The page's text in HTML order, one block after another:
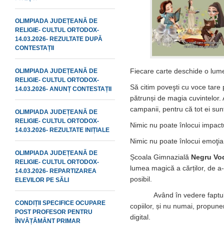
OLIMPIADA JUDEȚEANĂ DE
RELIGIE- CULTUL ORTODOX-
14.03.2026- REZULTATE DUPĂ
CONTESTAȚII
OLIMPIADA JUDEȚEANĂ DE
RELIGIE- CULTUL ORTODOX-
14.03.2026- ANUNȚ CONTESTAȚII
OLIMPIADA JUDEȚEANĂ DE
RELIGIE- CULTUL ORTODOX-
14.03.2026- REZULTATE INIȚIALE
OLIMPIADA JUDEȚEANĂ DE
RELIGIE- CULTUL ORTODOX-
14.03.2026- REPARTIZAREA
ELEVILOR PE SĂLI
CONDIȚII SPECIFICE OCUPARE
POST PROFESOR PENTRU
ÎNVĂȚĂMÂNT PRIMAR
Fiecare carte deschide o
Să citim poveşti cu voce
pătrunși de magia
campanii, pentru că tot ei
Nimic nu poate înlocui
Nimic nu poate înlocui
Școala Gimnazială Negru
lumea magică a cărților, de
posibil.
Având în vedere faptul ca
copiilor, și nu numai,
digital.